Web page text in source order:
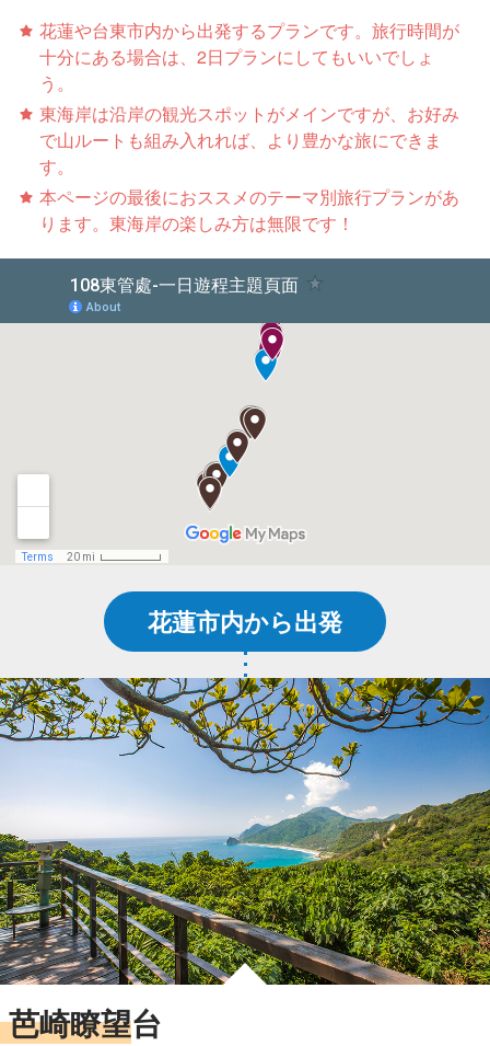
花蓮や台東市内から出発するプランです。旅行時間が
十分にある場合は、2日プランにしてもいいでしょ
う。
東海岸は沿岸の観光スポットがメインですが、お好み
で山ルートも組み入れれば、より豊かな旅にできま
す。
本ページの最後におススメのテーマ別旅行プランがあ
ります。東海岸の楽しみ方は無限です！
花蓮市内から出発
芭崎瞭望台